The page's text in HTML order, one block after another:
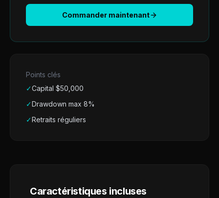
Commander maintenant
Points clés
✓Capital $50,000
✓Drawdown max 8%
✓Retraits réguliers
Caractéristiques incluses